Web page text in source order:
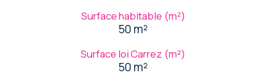
Surface habitable (m²)
50 m²
Surface loi Carrez (m²)
50 m²